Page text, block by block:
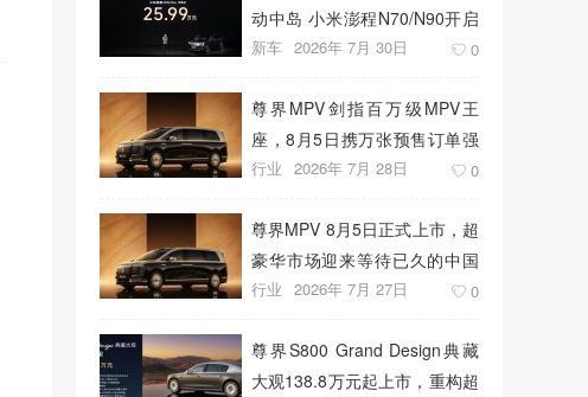
动中岛 小米澎程N70/N90开启
预售
新车 2026年 7月 30日 0
尊界MPV剑指百万级MPV王
座，8月5日携万张预售订单强
势上市
行业 2026年 7月 28日 0
尊界MPV 8月5日正式上市，超
豪华市场迎来等待已久的中国
答案
行业 2026年 7月 27日 0
尊界S800 Grand Design典藏
大观138.8万元起上市，重构超